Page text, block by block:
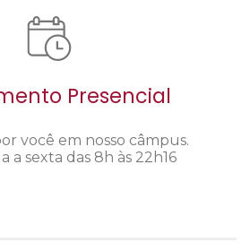
Presencial
você em nosso câmpus.
a sexta das 8h às 22h16